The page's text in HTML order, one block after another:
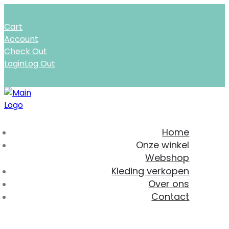
Cart
Account
Check Out
LoginLog Out
Home
Onze winkel
Webshop
Kleding verkopen
Over ons
Contact